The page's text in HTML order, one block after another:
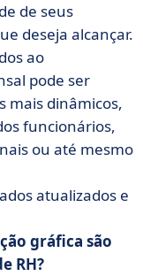
de seus
deseja alcançar.
ao
pode ser
mais dinâmicos,
funcionários,
ou até mesmo
atualizados e
gráfica são
RH?